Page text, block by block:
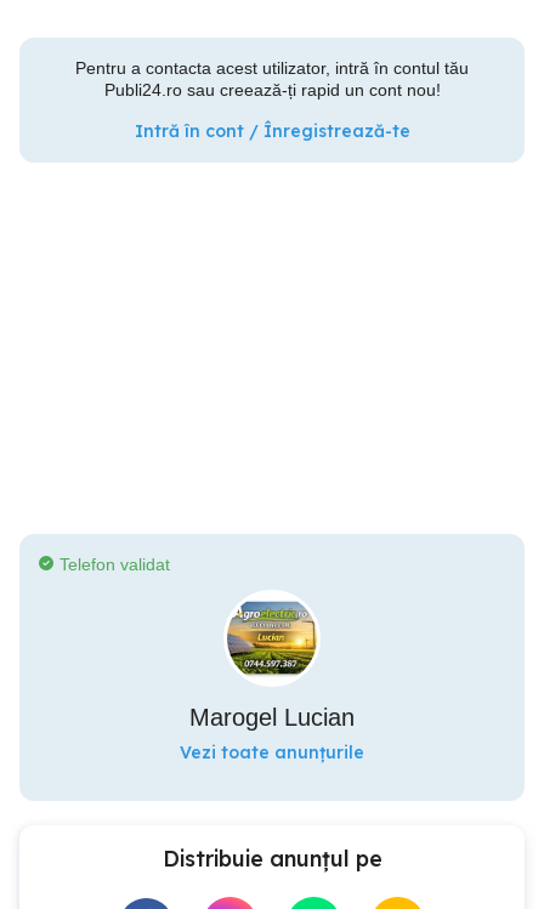
Pentru a contacta acest utilizator, intră în contul tău
Publi24.ro sau creează-ți rapid un cont nou!
Intră în cont / Înregistrează-te
Telefon validat
Marogel Lucian
Vezi toate anunțurile
Distribuie anunțul pe